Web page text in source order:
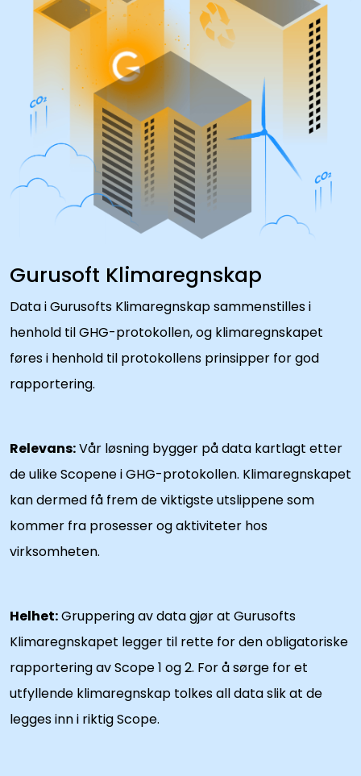
Gurusoft Klimaregnskap
Data i Gurusofts Klimaregnskap sammenstilles i
henhold til GHG-protokollen, og klimaregnskapet
føres i henhold til protokollens prinsipper for god
rapportering.
Relevans:Vår løsning bygger på data kartlagt etter
de ulike Scopene i GHG-protokollen. Klimaregnskapet
kan dermed få frem de viktigste utslippene som
kommer fra prosesser og aktiviteter hos
virksomheten.
Helhet:Gruppering av data gjør at Gurusofts
Klimaregnskapet legger til rette for den obligatoriske
rapportering av Scope 1 og 2. For å sørge for et
utfyllende klimaregnskap tolkes all data slik at de
legges inn i riktig Scope.